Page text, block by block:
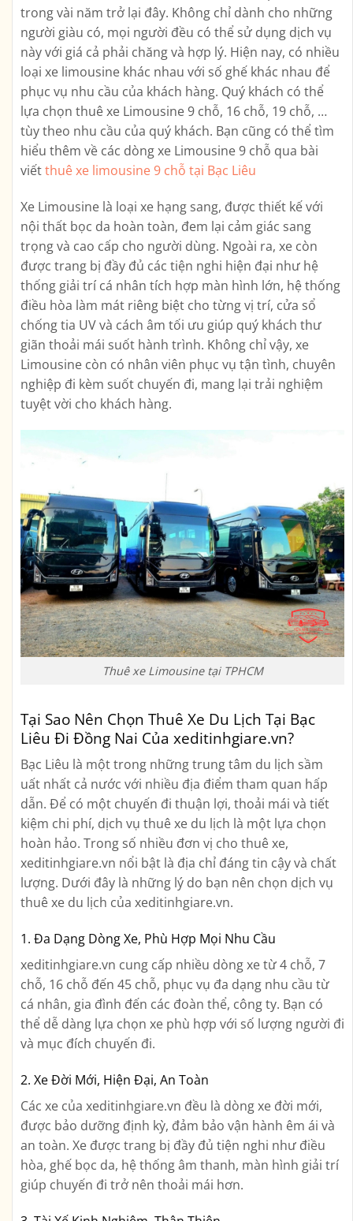
trong vài năm trở lại đây. Không chỉ dành cho những
người giàu có, mọi người đều có thể sử dụng dịch vụ
này với giá cả phải chăng và hợp lý. Hiện nay, có nhiều
loại xe limousine khác nhau với số ghế khác nhau để
phục vụ nhu cầu của khách hàng. Quý khách có thể
lựa chọn thuê xe Limousine 9 chỗ, 16 chỗ, 19 chỗ, …
tùy theo nhu cầu của quý khách. Bạn cũng có thể tìm
hiểu thêm về các dòng xe Limousine 9 chỗ qua bài
viếtthuê xe limousine 9 chỗ tại Bạc Liêu
Xe Limousine là loại xe hạng sang, được thiết kế với
nội thất bọc da hoàn toàn, đem lại cảm giác sang
trọng và cao cấp cho người dùng. Ngoài ra, xe còn
được trang bị đầy đủ các tiện nghi hiện đại như hệ
thống giải trí cá nhân tích hợp màn hình lớn, hệ thống
điều hòa làm mát riêng biệt cho từng vị trí, cửa sổ
chống tia UV và cách âm tối ưu giúp quý khách thư
giãn thoải mái suốt hành trình. Không chỉ vậy, xe
Limousine còn có nhân viên phục vụ tận tình, chuyên
nghiệp đi kèm suốt chuyến đi, mang lại trải nghiệm
tuyệt vời cho khách hàng.
Thuê xe Limousine tại TPHCM
Tại Sao Nên Chọn Thuê Xe Du Lịch Tại Bạc
Liêu Đi Đồng Nai Của xeditinhgiare.vn?
Bạc Liêu là một trong những trung tâm du lịch sầm
uất nhất cả nước với nhiều địa điểm tham quan hấp
dẫn. Để có một chuyến đi thuận lợi, thoải mái và tiết
kiệm chi phí, dịch vụ thuê xe du lịch là một lựa chọn
hoàn hảo. Trong số nhiều đơn vị cho thuê xe,
xeditinhgiare.vn nổi bật là địa chỉ đáng tin cậy và chất
lượng. Dưới đây là những lý do bạn nên chọn dịch vụ
thuê xe du lịch của xeditinhgiare.vn.
1. Đa Dạng Dòng Xe, Phù Hợp Mọi Nhu Cầu
xeditinhgiare.vn cung cấp nhiều dòng xe từ 4 chỗ, 7
chỗ, 16 chỗ đến 45 chỗ, phục vụ đa dạng nhu cầu từ
cá nhân, gia đình đến các đoàn thể, công ty. Bạn có
thể dễ dàng lựa chọn xe phù hợp với số lượng người đi
và mục đích chuyến đi.
2. Xe Đời Mới, Hiện Đại, An Toàn
Các xe của xeditinhgiare.vn đều là dòng xe đời mới,
được bảo dưỡng định kỳ, đảm bảo vận hành êm ái và
an toàn. Xe được trang bị đầy đủ tiện nghi như điều
hòa, ghế bọc da, hệ thống âm thanh, màn hình giải trí
giúp chuyến đi trở nên thoải mái hơn.